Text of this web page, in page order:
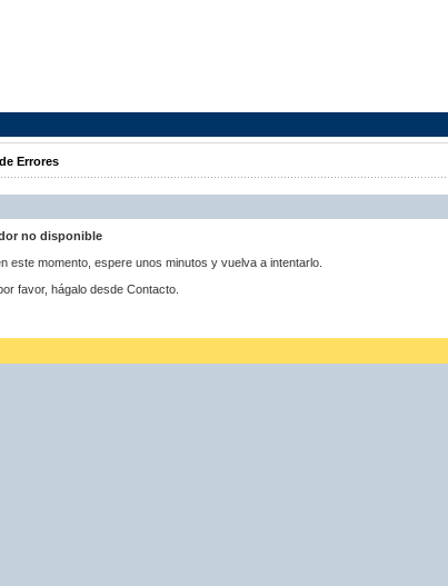
Errores
no disponible
este momento, espere unos minutos y vuelva a intentarlo.
favor, hágalo desde Contacto.